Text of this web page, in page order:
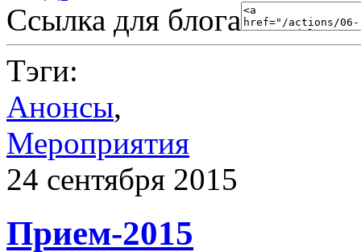
Ссылка для блога
Тэги:
Анонсы,
Мероприятия
24 сентября 2015
Прием-2015